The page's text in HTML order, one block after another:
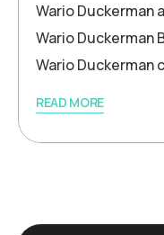
Wario Duckerman
Wario Duckerman
Wario Duckerman
READ MORE